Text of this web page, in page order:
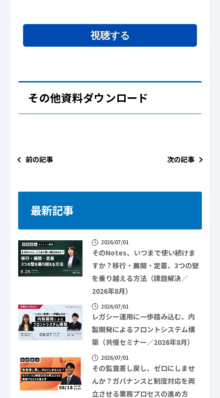
視聴する
その他資料ダウンロード
前の記事 次の記事
最新記事
2026/07/01
そのNotes、いつまで使い続けま
すか？移行・展開・定着、3つの壁
を乗り越える方法（課題解決／
2026年8月）
2026/07/01
レガシー運用に一歩踏み込む、内
製開発によるフロントシステム構
築（共催セミナー／2026年8月）
2026/07/01
その監査差し戻し、ゼロにしませ
んか？ガバナンスと制度対応を両
立させる業務プロセスの進め方